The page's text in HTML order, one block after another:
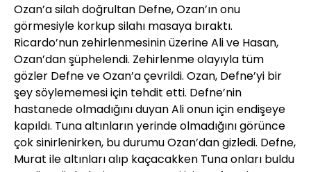
Ozan’a silah doğrultan Defne, Ozan’ın onu
görmesiyle korkup silahı masaya bıraktı.
Ricardo’nun zehirlenmesinin üzerine Ali ve Hasan,
Ozan’dan şüphelendi. Zehirlenme olayıyla tüm
gözler Defne ve Ozan’a çevrildi. Ozan, Defne’yi bir
şey söylememesi için tehdit etti. Defne’nin
hastanede olmadığını duyan Ali onun için endişeye
kapıldı. Tuna altınların yerinde olmadığını görünce
çok sinirlenirken, bu durumu Ozan’dan gizledi. Defne,
Murat ile altınları alıp kaçacakken Tuna onları buldu